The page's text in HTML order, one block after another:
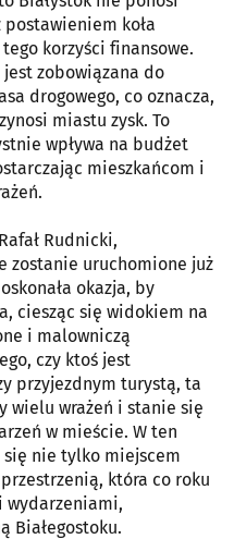
postawieniem koła
korzyści finansowe.
zobowiązana do
drogowego, co oznacza,
miastu zysk. To
wpływa na budżet
mieszkańcom i
Rudnicki,
zostanie uruchomione już
okazja, by
ciesząc się widokiem na
i malowniczą
czy ktoś jest
przyjezdnym turystą, ta
wielu wrażeń i stanie się
w mieście. W ten
się nie tylko miejscem
która co roku
wydarzeniami,
Białegostoku.